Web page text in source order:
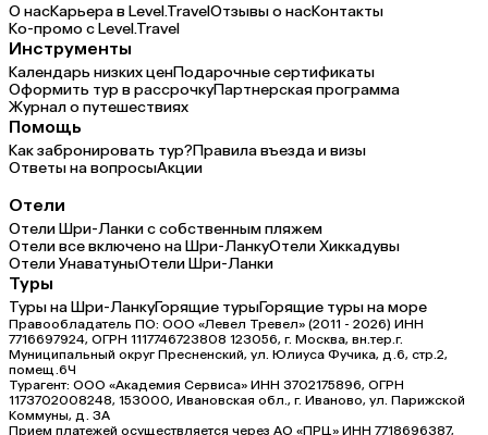
О насКарьера в Level.TravelОтзывы о насКонтакты
Ко-промо с Level.Travel
Инструменты
Календарь низких ценПодарочные сертификаты
Оформить тур в рассрочкуПартнерская программа
Журнал о путешествиях
Помощь
Как забронировать тур?Правила въезда и визы
Ответы на вопросыАкции
Отели
Отели Шри-Ланки с собственным пляжем
Отели все включено на Шри-ЛанкуОтели Хиккадувы
Отели УнаватуныОтели Шри-Ланки
Туры
Туры на Шри-ЛанкуГорящие турыГорящие туры на море
Правообладатель ПО: ООО «Левел Тревел» (2011 - 2026) ИНН
7716697924, ОГРН 1117746723808 123056, г. Москва, вн.тер.г.
Муниципальный округ Пресненский, ул. Юлиуса Фучика, д.6, стр.2,
помещ.6Ч
Турагент: ООО «Академия Сервиса» ИНН 3702175896, ОГРН
1173702008248, 153000, Ивановская обл., г. Иваново, ул. Парижской
Коммуны, д. ЗА
Прием платежей осуществляется через АО «ПРЦ» ИНН 7718696387,